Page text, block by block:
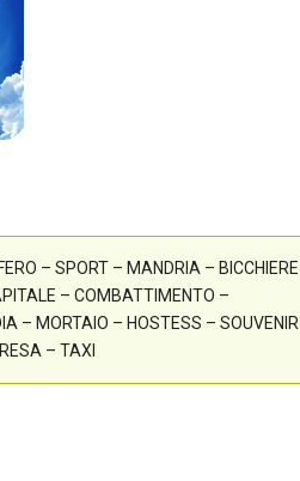
– SPORT – MANDRIA – BICCHIERE
– COMBATTIMENTO –
– MORTAIO – HOSTESS – SOUVENIR
– TAXI